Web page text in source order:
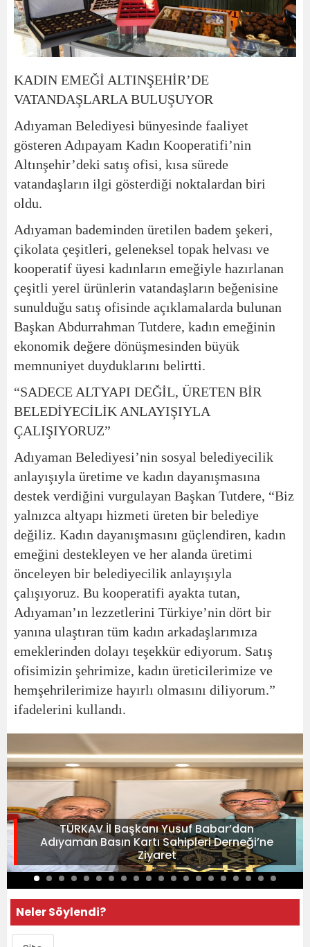
KADIN EMEĞİ ALTINŞEHİR’DE
VATANDAŞLARLA BULUŞUYOR
Adıyaman Belediyesi bünyesinde faaliyet
gösteren Adıpayam Kadın Kooperatifi’nin
Altınşehir’deki satış ofisi, kısa sürede
vatandaşların ilgi gösterdiği noktalardan biri
oldu.
Adıyaman bademinden üretilen badem şekeri,
çikolata çeşitleri, geleneksel topak helvası ve
kooperatif üyesi kadınların emeğiyle hazırlanan
çeşitli yerel ürünlerin vatandaşların beğenisine
sunulduğu satış ofisinde açıklamalarda bulunan
Başkan Abdurrahman Tutdere, kadın emeğinin
ekonomik değere dönüşmesinden büyük
memnuniyet duyduklarını belirtti.
“SADECE ALTYAPI DEĞİL, ÜRETEN BİR
BELEDİYECİLİK ANLAYIŞIYLA
ÇALIŞIYORUZ”
Adıyaman Belediyesi’nin sosyal belediyecilik
anlayışıyla üretime ve kadın dayanışmasına
destek verdiğini vurgulayan Başkan Tutdere, “Biz
yalnızca altyapı hizmeti üreten bir belediye
değiliz. Kadın dayanışmasını güçlendiren, kadın
emeğini destekleyen ve her alanda üretimi
önceleyen bir belediyecilik anlayışıyla
çalışıyoruz. Bu kooperatifi ayakta tutan,
Adıyaman’ın lezzetlerini Türkiye’nin dört bir
yanına ulaştıran tüm kadın arkadaşlarımıza
emeklerinden dolayı teşekkür ediyorum. Satış
ofisimizin şehrimize, kadın üreticilerimize ve
hemşehrilerimize hayırlı olmasını diliyorum.”
ifadelerini kullandı.
TÜRKAV İl Başkanı Yusuf Babar’dan
Adıyaman Basın Kartı Sahipleri Derneği’ne
Ziyaret
Neler Söylendi?